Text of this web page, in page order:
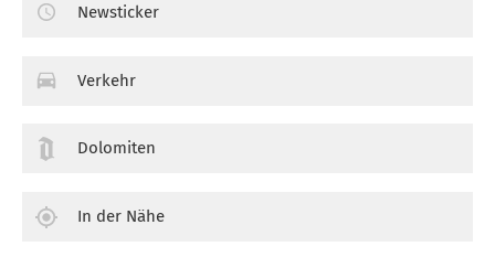
Newsticker
Verkehr
Dolomiten
In der Nähe